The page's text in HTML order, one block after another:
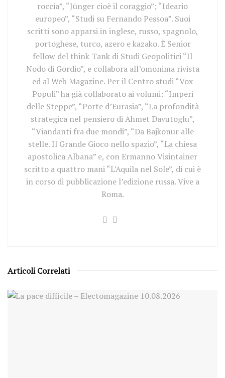
roccia”, “Jünger cioè il coraggio”; “Ideario
europeo”, “Studi su Fernando Pessoa”. Suoi
scritti sono apparsi in inglese, russo, spagnolo,
portoghese, turco, azero e kazako. È Senior
fellow del think Tank di Studi Geopolitici “Il
Nodo di Gordio”, e collabora all’omonima rivista
ed al Web Magazine. Per il Centro studi “Vox
Populi” ha già collaborato ai volumi: “Imperi
delle Steppe”, “Porte d’Eurasia”, “La profondità
strategica nel pensiero di Ahmet Davutoglu”,
“Viandanti fra due mondi”, “Da Bajkonur alle
stelle. Il Grande Gioco nello spazio”, “La chiesa
apostolica Albana” e, con Ermanno Visintainer
scritto a quattro mani “L’Aquila nel Sole”, di cui è
in corso di pubblicazione l’edizione russa. Vive a
Roma.
Articoli Correlati